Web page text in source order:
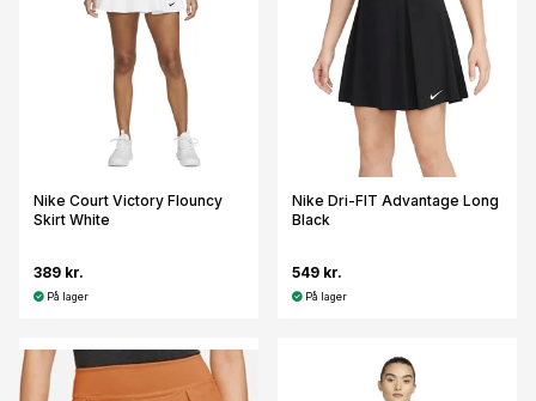
Nike Court Victory Flouncy
Skirt White
389 kr.
På lager
Nike Dri-FIT Advantage Long
Black
549 kr.
På lager